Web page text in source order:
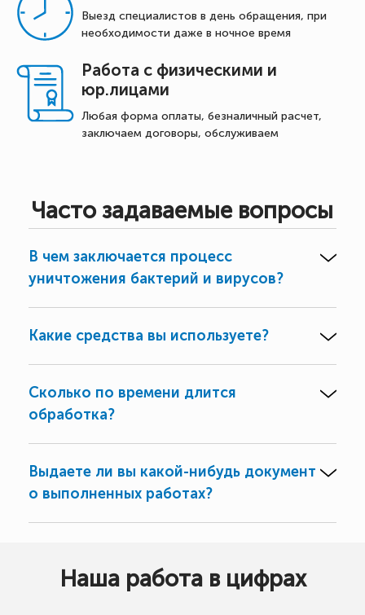
Выезд специалистов в день обращения, при
необходимости даже в ночное время
Работа с физическими и
юр.лицами
Любая форма оплаты, безналичный расчет,
заключаем договоры, обслуживаем
Часто задаваемые вопросы
В чем заключается процесс
уничтожения бактерий и вирусов?
Какие средства вы используете?
Сколько по времени длится
обработка?
Выдаете ли вы какой-нибудь документ
о выполненных работах?
Наша работа в цифрах